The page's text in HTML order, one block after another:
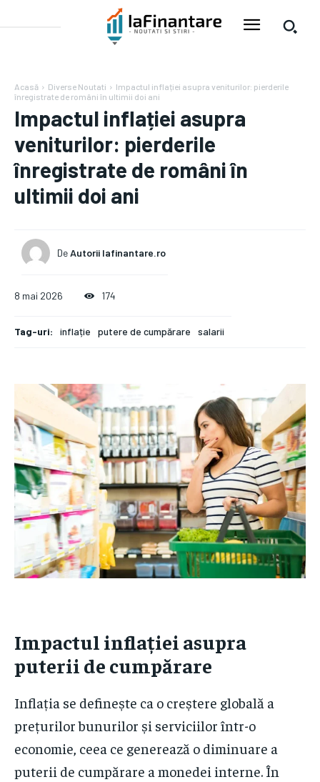
Acasă Diverse Noutati
Impactul inflației asupra veniturilor: pierderile
înregistrate de români în ultimii doi ani
Impactul inflației asupra
veniturilor: pierderile
înregistrate de români în
ultimii doi ani
DeAutorii Iafinantare.ro
8 mai 2026 174
Tag-uri: inflație putere de cumpărare salarii
Impactul inflației asupra
puterii de cumpărare
Inflația se definește ca o creștere globală a
prețurilor bunurilor și serviciilor într-o
economie, ceea ce generează o diminuare a
puterii de cumpărare a monedei interne. În